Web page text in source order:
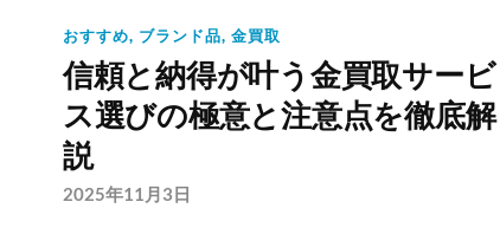
おすすめ, ブランド品, 金買取
信頼と納得が叶う金買取サービ
ス選びの極意と注意点を徹底解
説
2025年11月3日